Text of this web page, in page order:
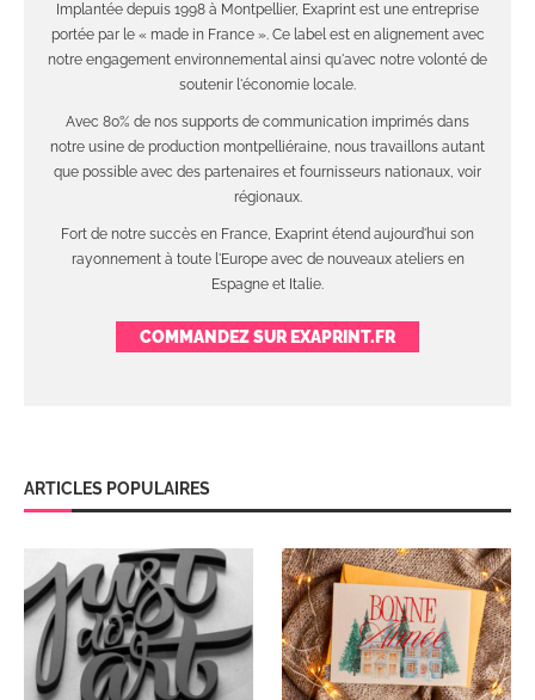
Implantée depuis 1998 à Montpellier, Exaprint est une entreprise
portée par le « made in France ». Ce label est en alignement avec
notre engagement environnemental ainsi qu'avec notre volonté de
soutenir l'économie locale.
Avec 80% de nos supports de communication imprimés dans
notre usine de production montpelliéraine, nous travaillons autant
que possible avec des partenaires et fournisseurs nationaux, voir
régionaux.
Fort de notre succès en France, Exaprint étend aujourd'hui son
rayonnement à toute l'Europe avec de nouveaux ateliers en
Espagne et Italie.
COMMANDEZ SUR EXAPRINT.FR
ARTICLES POPULAIRES